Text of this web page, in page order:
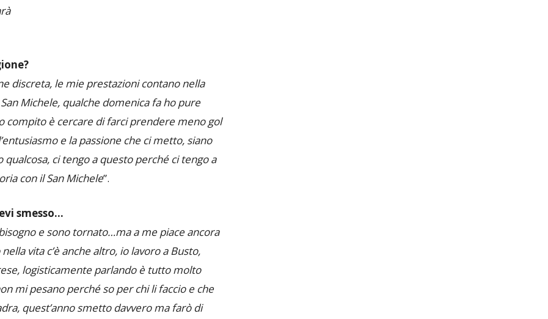
discreta, le mie prestazioni contano nella
Michele, qualche domenica fa ho pure
compito è cercare di farci prendere meno gol
e la passione che ci metto, siano
ci tengo a questo perché ci tengo a
con il San Michele”.
smesso…
e sono tornato…ma a me piace ancora
vita c’è anche altro, io lavoro a Busto,
logisticamente parlando è tutto molto
mi pesano perché so per chi li faccio e che
quest’anno smetto davvero ma farò di